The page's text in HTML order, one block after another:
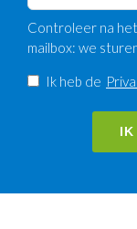
Controleer na
mailbox: we
Ik heb de